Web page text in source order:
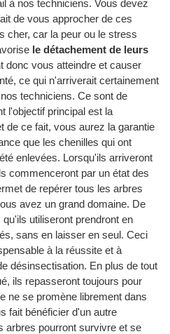
à nos techniciens. Vous devez
de vous approcher de ces
cher, car la peur ou le stress
le détachement de leurs
donc vous atteindre et causer
ce qui n'arriverait certainement
techniciens. Ce sont de
l'objectif principal est la
de ce fait, vous aurez la garantie
que les chenilles qui ont
enlevées. Lorsqu'ils arriveront
commenceront par un état des
de repérer tous les arbres
avez un grand domaine. De
utiliseront prendront en
sans en laisser en seul. Ceci
à la réussite et à
désinsectisation. En plus de tout
ils repasseront toujours pour
ne se promène librement dans
fait bénéficier d'un autre
arbres pourront survivre et se